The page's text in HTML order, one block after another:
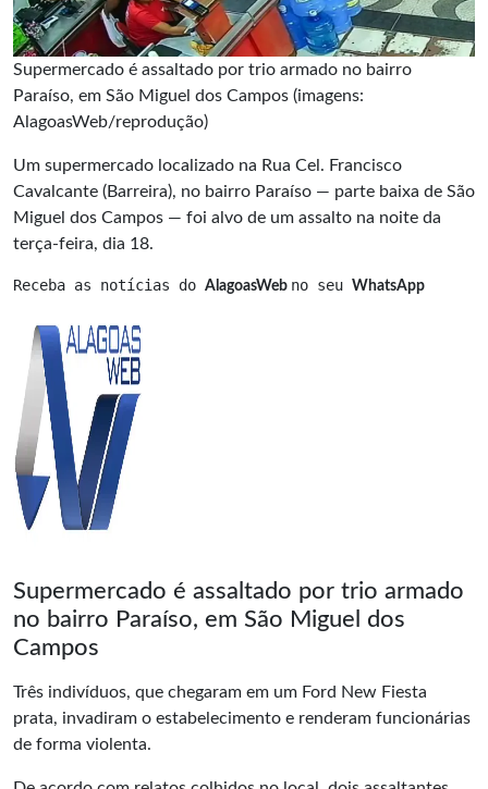
Supermercado é assaltado por trio armado no bairro
Paraíso, em São Miguel dos Campos (imagens:
AlagoasWeb/reprodução)
Um supermercado localizado na Rua Cel. Francisco
Cavalcante (Barreira), no bairro Paraíso — parte baixa de São
Miguel dos Campos — foi alvo de um assalto na noite da
terça-feira, dia 18.
Receba as notícias do AlagoasWeb no seu WhatsApp
Supermercado é assaltado por trio armado
no bairro Paraíso, em São Miguel dos
Campos
Três indivíduos, que chegaram em um Ford New Fiesta
prata, invadiram o estabelecimento e renderam funcionárias
de forma violenta.